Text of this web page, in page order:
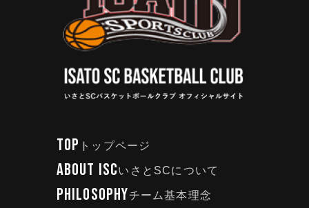
TOP トップページ
ABOUT ISCいさとSCについて
PHILOSOPHYチーム基本理念